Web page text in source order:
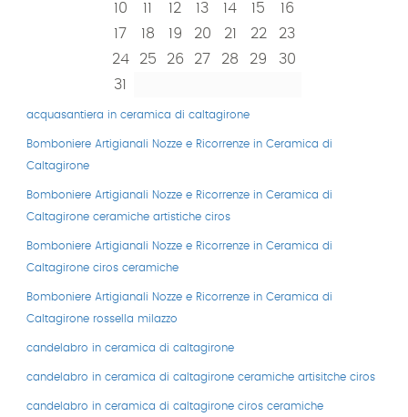
10
11 12 13 14 15
16
17
18 19 20 21 22
23
24
25 26 27 28 29
30
31
acquasantiera in ceramica di caltagirone
Bomboniere Artigianali Nozze e Ricorrenze in Ceramica di
Caltagirone
Bomboniere Artigianali Nozze e Ricorrenze in Ceramica di
Caltagirone ceramiche artistiche ciros
Bomboniere Artigianali Nozze e Ricorrenze in Ceramica di
Caltagirone ciros ceramiche
Bomboniere Artigianali Nozze e Ricorrenze in Ceramica di
Caltagirone rossella milazzo
candelabro in ceramica di caltagirone
candelabro in ceramica di caltagirone ceramiche artisitche ciros
candelabro in ceramica di caltagirone ciros ceramiche